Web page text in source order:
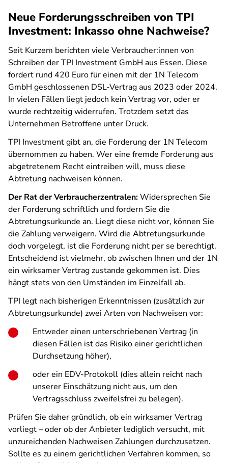
Neue Forderungsschreiben von TPI
Investment: Inkasso ohne Nachweise?
Seit Kurzem berichten viele Verbraucher:innen von
Schreiben der TPI Investment GmbH aus Essen. Diese
fordert rund 420 Euro für einen mit der 1N Telecom
GmbH geschlossenen DSL-Vertrag aus 2023 oder 2024.
In vielen Fällen liegt jedoch kein Vertrag vor, oder er
wurde rechtzeitig widerrufen. Trotzdem setzt das
Unternehmen Betroffene unter Druck.
TPI Investment gibt an, die Forderung der 1N Telecom
übernommen zu haben. Wer eine fremde Forderung aus
abgetretenem Recht eintreiben will, muss diese
Abtretung nachweisen können.
Der Rat der Verbraucherzentralen:Widersprechen Sie
der Forderung schriftlich und fordern Sie die
Abtretungsurkunde an. Liegt diese nicht vor, können Sie
die Zahlung verweigern. Wird die Abtretungsurkunde
doch vorgelegt, ist die Forderung nicht per se berechtigt.
Entscheidend ist vielmehr, ob zwischen Ihnen und der 1N
ein wirksamer Vertrag zustande gekommen ist. Dies
hängt stets von den Umständen im Einzelfall ab.
TPI legt nach bisherigen Erkenntnissen (zusätzlich zur
Abtretungsurkunde) zwei Arten von Nachweisen vor:
Entweder einen unterschriebenen Vertrag (in
diesen Fällen ist das Risiko einer gerichtlichen
Durchsetzung höher),
oder ein EDV-Protokoll (dies allein reicht nach
unserer Einschätzung nicht aus, um den
Vertragsschluss zweifelsfrei zu belegen).
Prüfen Sie daher gründlich, ob ein wirksamer Vertrag
vorliegt – oder ob der Anbieter lediglich versucht, mit
unzureichenden Nachweisen Zahlungen durchzusetzen.
Sollte es zu einem gerichtlichen Verfahren kommen, so